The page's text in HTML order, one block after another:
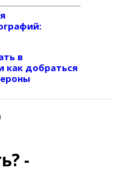
в
как добраться
-